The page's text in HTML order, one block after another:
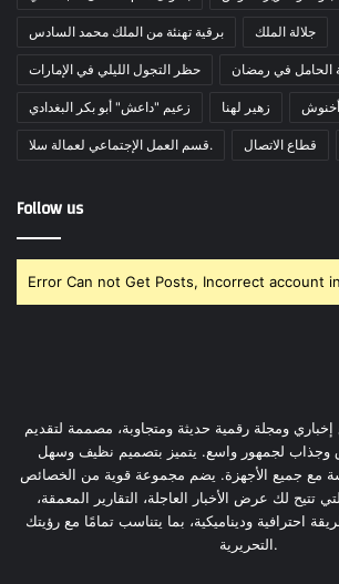
برقية تهنئة من الملك محمد السادس جلالة الملك
حظر التجول الليلي في الإمارات الحامل في رمضان
زعيم "داعش" أبو بكر البغدادي زهير لهنا
قسم العمل الإجتماعي لعمالة سلا. قطاع الاتصال
Follow us
Error Can not Get Posts, Incorrect account
هو موقع إخباري ومجلة رقمية حديثة ومتجاوبة، مصممة لتقديم
وجذاب لجمهور واسع. يتميز بتصميم نظيف وسهل
مع جميع الأجهزة. يضم مجموعة قوية من الخصائص
تتيح لك عرض الأخبار العاجلة، التقارير المعمقة،
احترافية وديناميكية، بما يتناسب تمامًا مع رؤيتك
التحريرية.